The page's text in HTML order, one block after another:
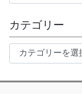
イ
カテゴリー
テ